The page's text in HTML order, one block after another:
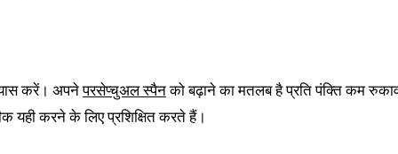
करें। अपनेपरसेप्चुअल स्पैनको बढ़ाने का मतलब है प्रति पंक्ति कम
यही करने के लिए प्रशिक्षित करते हैं।